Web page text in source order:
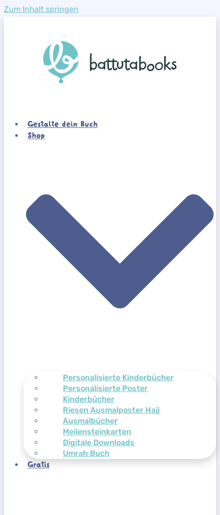
Zum Inhalt springen
Gestalte dein Buch
Shop
Personalisierte Kinderbücher
Personalisierte Poster
Kinderbücher
Riesen Ausmalposter Hajj
Ausmalbücher
Meilensteinkarten
Digitale Downloads
Umrah Buch
Gratis